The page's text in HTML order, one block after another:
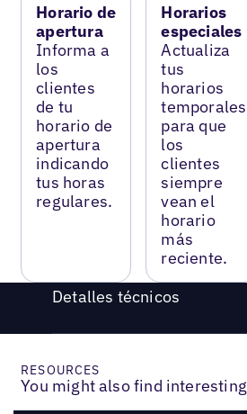
Horario de
apertura
Informa a
los
clientes
de tu
horario de
apertura
indicando
tus horas
regulares.
Horarios
especiales
Actualiza
tus
horarios
temporales
para que
los
clientes
siempre
vean el
horario
más
reciente.
Detalles técnicos
RESOURCES
You might also find interesting